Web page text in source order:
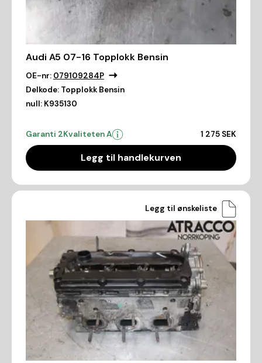
Audi A5 07-16 Topplokk Bensin
OE-nr: 079109284P
Delkode: Topplokk Bensin
null: K935130
Garanti 2Kvaliteten A 1 275 SEK
Legg til handlekurven
Legg til ønskeliste